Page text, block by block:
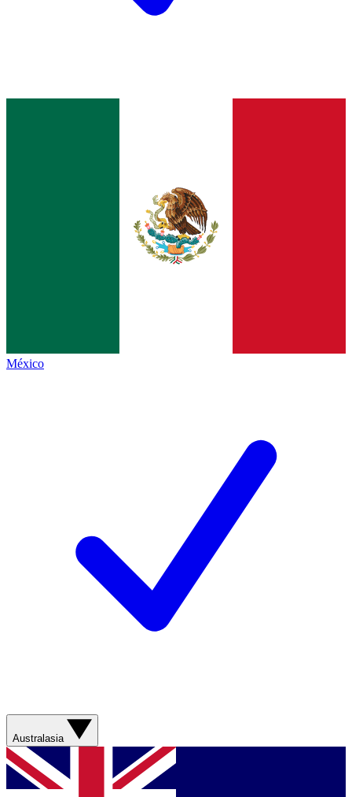
México
Australasia